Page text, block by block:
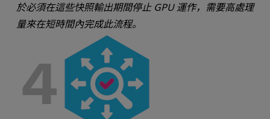
於必須在這些快照輸出期間停止 GPU 運作，需要高處理
量來在短時間內完成此流程。